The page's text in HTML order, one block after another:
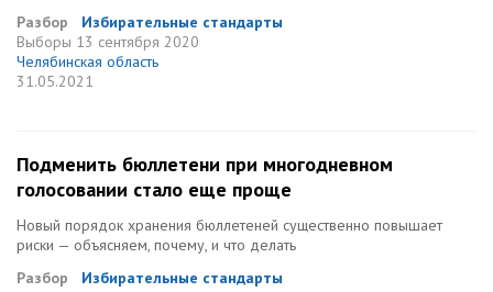
Разбор
Избирательные стандарты
Выборы 13 сентября 2020
Челябинская область
31.05.2021
Подменить бюллетени при многодневном
голосовании стало еще проще
Новый порядок хранения бюллетеней существенно повышает
риски — объясняем, почему, и что делать
Разбор
Избирательные стандарты